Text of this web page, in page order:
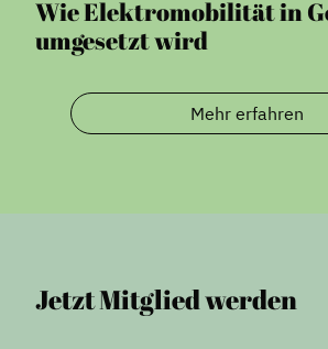
Wie Elektromobilität in
umgesetzt wird
Mehr erfahren
Jetzt Mitglied werden